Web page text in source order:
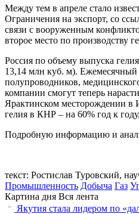
Между тем в апреле стало
Ограничения на экспорт, со
связи с вооруженным
второе место по производству
Россия по объему выпуска
13,14 млн куб. м). Ежемесячный
полупроводников,
компании смогут теперь
Ярактинском месторождении в
гелия в КНР – на 60% год к
Подробную информацию и
текст: Ростислав Туровский,
Промышленность Добыча Газ
Картина дня Вся лента
Якутия стала лидером по